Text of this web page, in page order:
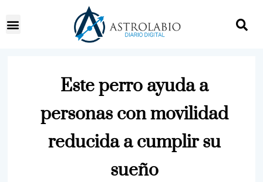
Este perro ayuda a
personas con movilidad
reducida a cumplir su
sueño